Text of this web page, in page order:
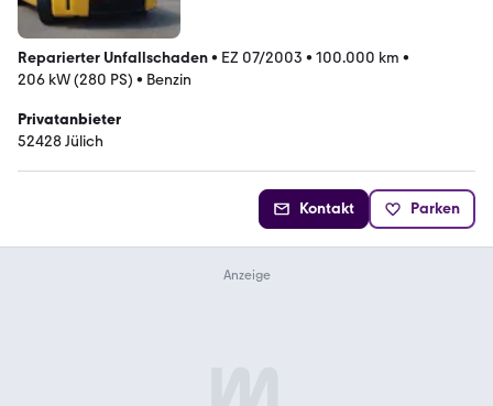
Reparierter Unfallschaden• EZ 07/2003 • 100.000 km •
206 kW (280 PS) • Benzin
Privatanbieter
52428 Jülich
Kontakt Parken